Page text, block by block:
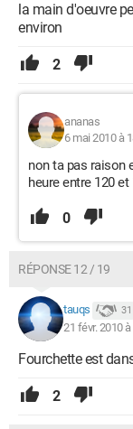
la main d'oeuvre
environ
2
ananas
6 mai 2010 à
non ta pas raison
heure entre 120 et
0
RÉPONSE 12 / 19
tauqs 31
21 févr. 2010
Fourchette est
2